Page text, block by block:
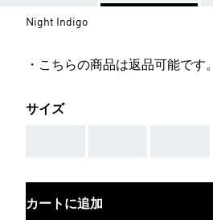
Night Indigo
・こちらの商品は返品可能です。
サイズ
カートに追加